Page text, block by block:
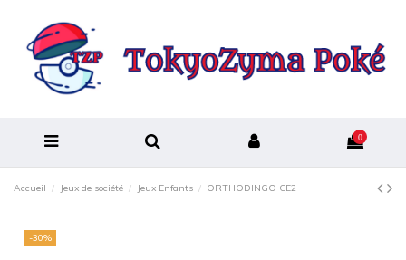
0
Accueil Jeux de société Jeux Enfants ORTHODINGO CE2
-30%